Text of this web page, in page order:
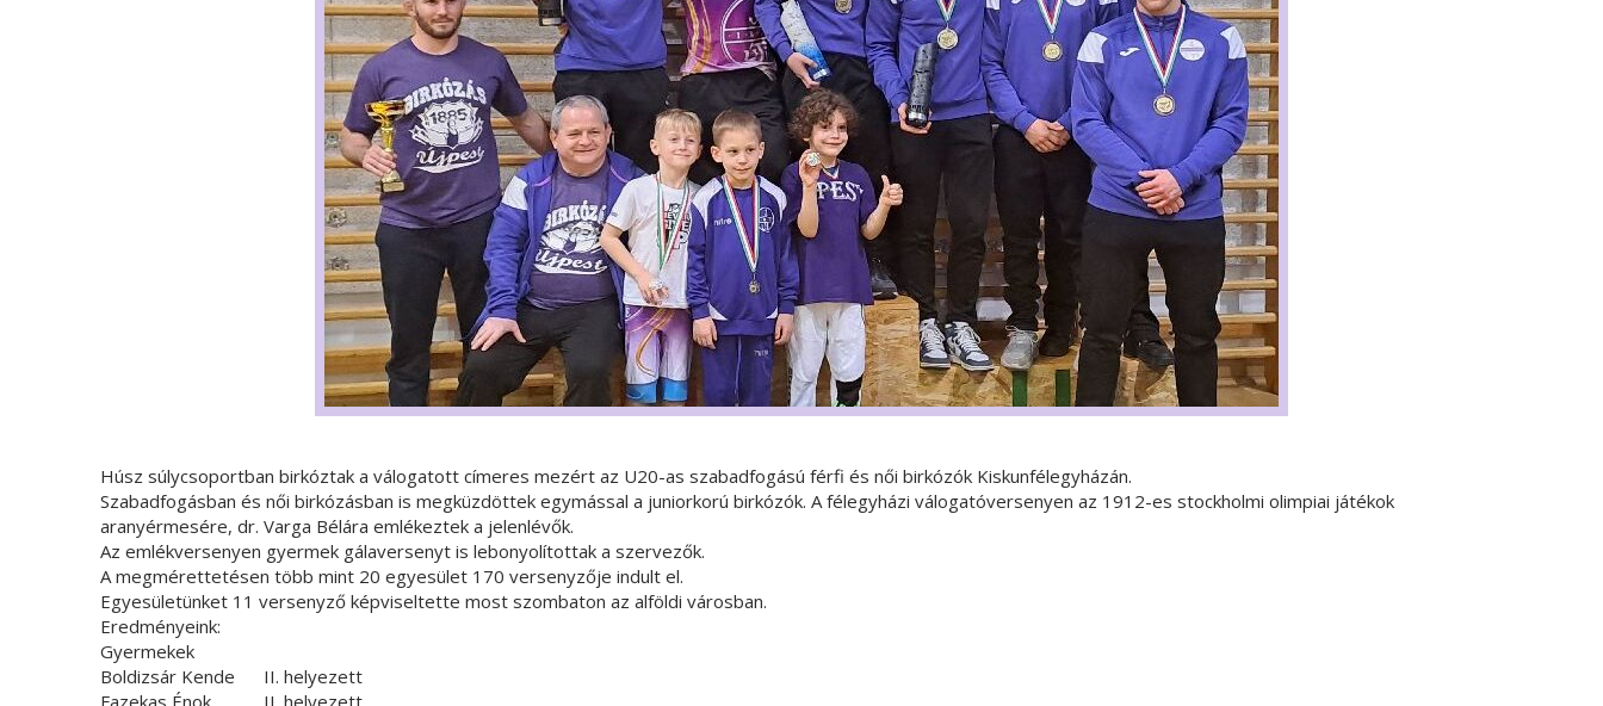
Húsz súlycsoportban birkóztak a válogatott címeres mezért az U20-as szabadfogású férfi és női birkózók Kiskunfélegyházán.
Szabadfogásban és női birkózásban is megküzdöttek egymással a juniorkorú birkózók. A félegyházi válogatóversenyen az 1912-es stockholmi olimpiai játékok
aranyérmesére, dr. Varga Bélára emlékeztek a jelenlévők.
Az emlékversenyen gyermek gálaversenyt is lebonyolítottak a szervezők.
A megmérettetésen több mint 20 egyesület 170 versenyzője indult el.
Egyesületünket 11 versenyző képviseltette most szombaton az alföldi városban.
Eredményeink:
Gyermekek
Boldizsár Kende II. helyezett
Fazekas Énok II. helyezett